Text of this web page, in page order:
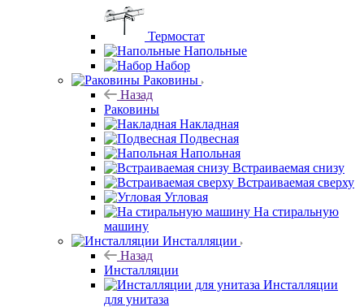
Термостат
Напольные
Набор
Раковины
Назад
Раковины
Накладная
Подвесная
Напольная
Встраиваемая снизу
Встраиваемая сверху
Угловая
На стиральную
машину
Инсталляции
Назад
Инсталляции
Инсталляции
для унитаза